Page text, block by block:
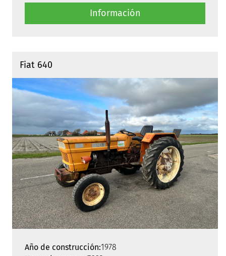
Información
Fiat 640
Año de construcción:1978